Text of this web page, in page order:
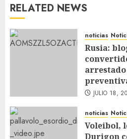
RELATED NEWS
noticias
Rusia:
JULIO 18,
noticias
Voleibol,
Durigon